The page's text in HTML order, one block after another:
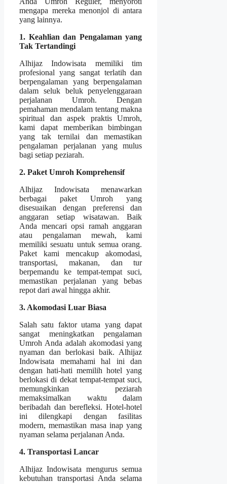
mengapa mereka menonjol di antara
yang lainnya.
1. Keahlian dan Pengalaman yang
Tak Tertandingi
Alhijaz Indowisata memiliki tim
profesional yang sangat terlatih dan
berpengalaman yang berpengalaman
dalam seluk beluk penyelenggaraan
perjalanan Umroh. Dengan
pemahaman mendalam tentang makna
spiritual dan aspek praktis Umroh,
kami dapat memberikan bimbingan
yang tak ternilai dan memastikan
pengalaman perjalanan yang mulus
bagi setiap peziarah.
2. Paket Umroh Komprehensif
Alhijaz Indowisata menawarkan
berbagai paket Umroh yang
disesuaikan dengan preferensi dan
anggaran setiap wisatawan. Baik
Anda mencari opsi ramah anggaran
atau pengalaman mewah, kami
memiliki sesuatu untuk semua orang.
Paket kami mencakup akomodasi,
transportasi, makanan, dan tur
berpemandu ke tempat-tempat suci,
memastikan perjalanan yang bebas
repot dari awal hingga akhir.
3. Akomodasi Luar Biasa
Salah satu faktor utama yang dapat
sangat meningkatkan pengalaman
Umroh Anda adalah akomodasi yang
nyaman dan berlokasi baik. Alhijaz
Indowisata memahami hal ini dan
dengan hati-hati memilih hotel yang
berlokasi di dekat tempat-tempat suci,
memungkinkan peziarah
memaksimalkan waktu dalam
beribadah dan berefleksi. Hotel-hotel
ini dilengkapi dengan fasilitas
modern, memastikan masa inap yang
nyaman selama perjalanan Anda.
4. Transportasi Lancar
Alhijaz Indowisata mengurus semua
kebutuhan transportasi Anda selama